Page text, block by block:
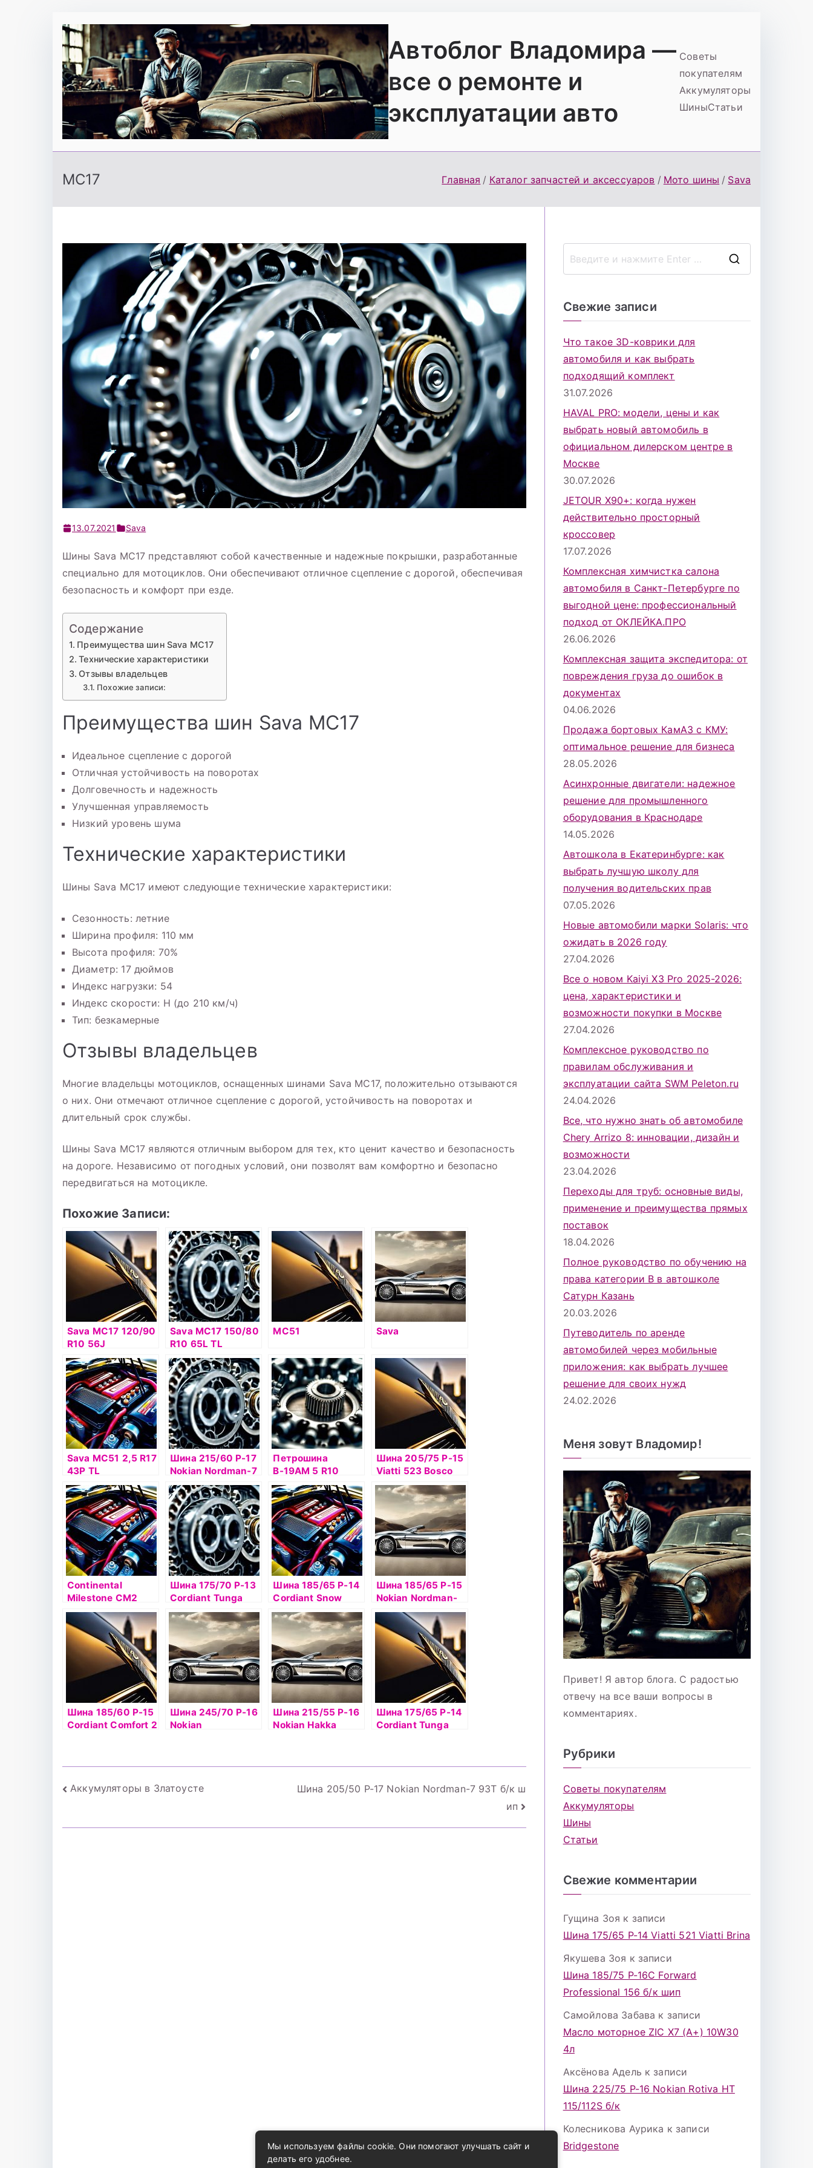
содержимому
Автоблог Владомира —
все о ремонте и
эксплуатации авто
Советы
покупателям
Аккумуляторы
ШиныСтатьи
MC17 Главная Каталог запчастей и аксессуаров Мото шины Sava
13.07.2021 Sava
Шины Sava MC17 представляют собой качественные и надежные покрышки, разработанные
специально для мотоциклов. Они обеспечивают отличное сцепление с дорогой, обеспечивая
безопасность и комфорт при езде.
Содержание
Преимущества шин Sava MC17
Технические характеристики
Отзывы владельцев
Похожие записи:
Преимущества шин Sava MC17
Идеальное сцепление с дорогой
Отличная устойчивость на поворотах
Долговечность и надежность
Улучшенная управляемость
Низкий уровень шума
Технические характеристики
Шины Sava MC17 имеют следующие технические характеристики:
Сезонность: летние
Ширина профиля: 110 мм
Высота профиля: 70%
Диаметр: 17 дюймов
Индекс нагрузки: 54
Индекс скорости: H (до 210 км/ч)
Тип: безкамерные
Отзывы владельцев
Многие владельцы мотоциклов, оснащенных шинами Sava MC17, положительно отзываются
о них. Они отмечают отличное сцепление с дорогой, устойчивость на поворотах и
длительный срок службы.
Шины Sava MC17 являются отличным выбором для тех, кто ценит качество и безопасность
на дороге. Независимо от погодных условий, они позволят вам комфортно и безопасно
передвигаться на мотоцикле.
Похожие Записи:
Sava MC17 120/90
R10 56J
Sava MC17 150/80
R10 65L TL
MC51 Sava
Sava MC51 2,5 R17
43P TL
Шина 215/60 Р-17
Nokian Nordman-7
SUV 100T б/к ш
Петрошина
В-19АМ 5 R10
Шина 205/75 Р-15
Viatti 523 Bosco
Nordico шип
Continental
Milestone CM2
130/90 R16 73H TL
WW Rear
Шина 175/70 Р-13
Cordiant Tunga
Zodiak2 86T б/к
Шина 185/65 Р-14
Cordiant Snow
Cross 86T б/к шип
Шина 185/65 Р-15
Nokian Nordman-
SX2 88H б/к
Шина 185/60 Р-15
Cordiant Сomfort 2
Шина 245/70 Р-16
Nokian
Шина 215/55 Р-16
Nokian Hakka
Шина 175/65 Р-14
Cordiant Tunga
Навигация
Аккумуляторы в Златоусте
Шина 205/50 Р-17 Nokian Nordman-7 93T б/к ш
ип
Свежие записи
Что такое 3D-коврики для
автомобиля и как выбрать
подходящий комплект
31.07.2026
HAVAL PRO: модели, цены и как
выбрать новый автомобиль в
официальном дилерском центре в
Москве
30.07.2026
JETOUR X90+: когда нужен
действительно просторный
кроссовер
17.07.2026
Комплексная химчистка салона
автомобиля в Санкт-Петербурге по
выгодной цене: профессиональный
подход от ОКЛЕЙКА.ПРО
26.06.2026
Комплексная защита экспедитора: от
повреждения груза до ошибок в
документах
04.06.2026
Продажа бортовых КамАЗ с КМУ:
оптимальное решение для бизнеса
28.05.2026
Асинхронные двигатели: надежное
решение для промышленного
оборудования в Краснодаре
14.05.2026
Автошкола в Екатеринбурге: как
выбрать лучшую школу для
получения водительских прав
07.05.2026
Новые автомобили марки Solaris: что
ожидать в 2026 году
27.04.2026
Все о новом Kaiyi X3 Pro 2025-2026:
цена, характеристики и
возможности покупки в Москве
27.04.2026
Комплексное руководство по
правилам обслуживания и
эксплуатации сайта SWM Peleton.ru
24.04.2026
Все, что нужно знать об автомобиле
Chery Arrizo 8: инновации, дизайн и
возможности
23.04.2026
Переходы для труб: основные виды,
применение и преимущества прямых
поставок
18.04.2026
Полное руководство по обучению на
права категории B в автошколе
Сатурн Казань
20.03.2026
Путеводитель по аренде
автомобилей через мобильные
приложения: как выбрать лучшее
решение для своих нужд
24.02.2026
Меня зовут Владомир!
Привет! Я автор блога. С радостью
отвечу на все ваши вопросы в
комментариях.
Рубрики
Советы покупателям
Аккумуляторы
Шины
Статьи
Свежие комментарии
Гущина Зоя к записи
Шина 175/65 Р-14 Viatti 521 Viatti Brina
Якушева Зоя к записи
Шина 185/75 Р-16С Forward
Professional 156 б/к шип
Самойлова Забава к записи
Масло моторное ZIC X7 (A+) 10W30
4л
Аксёнова Адель к записи
Шина 225/75 Р-16 Nokian Rotiva HT
115/112S б/к
Колесникова Аурика к записи
Bridgestone
Мы используем файлы cookie. Они помогают улучшать сайт и
делать его удобнее.